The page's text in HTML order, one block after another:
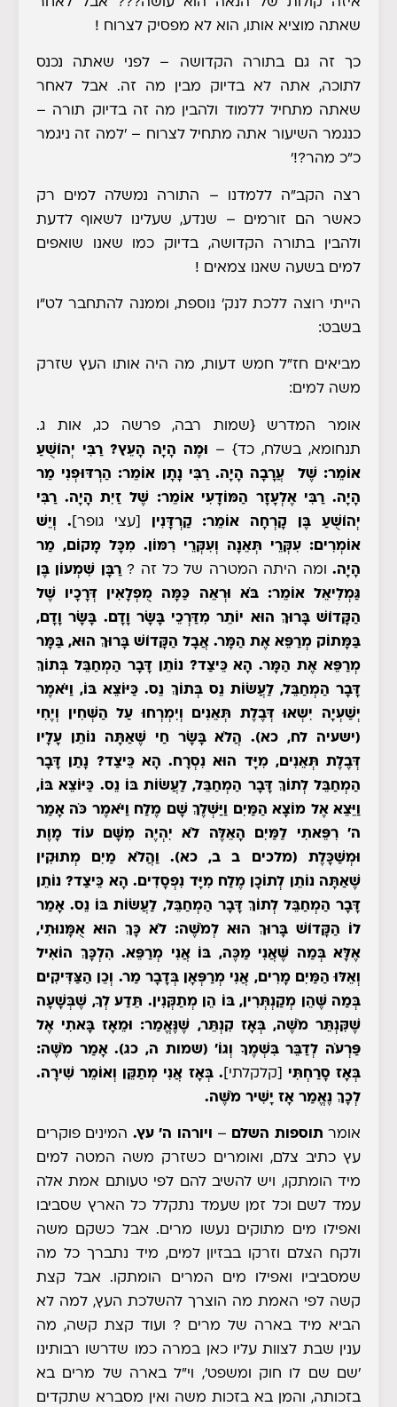
שאתה מוציא אותו, הוא לא מפסיק לצרוח !
כך זה גם בתורה הקדושה – לפני שאתה נכנס
לתוכה, אתה לא בדיוק מבין מה זה. אבל לאחר
שאתה מתחיל ללמוד ולהבין מה זה בדיוק תורה –
כנגמר השיעור אתה מתחיל לצרוח – 'למה זה ניגמר
כ"כ מהר?!'
רצה הקב"ה ללמדנו – התורה נמשלה למים רק
כאשר הם זורמים – שנדע, שעלינו לשאוף לדעת
ולהבין בתורה הקדושה, בדיוק כמו שאנו שואפים
למים בשעה שאנו צמאים !
הייתי רוצה ללכת לנק' נוספת, וממנה להתחבר לט"ו
בשבט:
מביאים חז"ל חמש דעות, מה היה אותו העץ שזרק
משה למים:
אומר המדרש{שמות רבה, פרשה כג, אות ג.
תנחומא, בשלח, כד} –
וּמֶה הָיָה הָעֵץ? רַבִּי יְהוֹשֻׁעַ
אוֹמֵר: שֶׁל עֲרָבָה הָיָה. רַבִּי נָתָן אוֹמֵר: הַרְדּוּפְנִי מַר
הָיָה. רַבִּי אֶלְעָזָר הַמּוֹדָעִי אוֹמֵר: שֶׁל זַיִת הָיָה. רַבִּי
יְהוֹשֻׁעַ בֶּן קָרְחָה אוֹמֵר: קַרְדָּנִין
[עצי גופר] . וְיֵשׁ
אוֹמְרִים: עִקְּרֵי תְּאֵנָה וְעִקְּרֵי רִמּוֹן. מִכָּל מָקוֹם, מַר
הָיָה.
ומה היתה המטרה של כל זה ? רַבָּן שִׁמְעוֹן בֶּן
גַּמְלִיאֵל אוֹמֵר: בֹּא וּרְאֵה כַּמָּה מֻפְלָאִין דְּרָכָיו שֶׁל
הַקָּדוֹשׁ בָּרוּךְ הוּא יוֹתֵר מִדַּרְכֵי בָּשָׂר וָדָם. בָּשָׂר וָדָם,
בַּמָּתוֹק מְרַפֵּא אֶת הַמָּר. אֲבָל הַקָּדוֹשׁ בָּרוּךְ הוּא, בַּמָּר
מְרַפֵּא אֶת הַמָּר. הָא כֵּיצַד? נוֹתֵן דָּבָר הַמְחַבֵּל בְּתוֹךְ
דָּבָר הַמְחַבֵּל, לַעֲשׂוֹת נֵס בְּתוֹךְ נֵס. כַּיּוֹצֵא בּוֹ, וַיֹּאמֶר
יְשַׁעְיָה יִשְאוּ דְּבֶלֶת תְּאֵנִים וְיִמְרְחוּ עַל הַשְּׁחִין וְיֶחִי
(ישעיה לח, כא). הֲלֹא בָּשָׂר חַי שֶׁאַתָּה נוֹתֵן עָלָיו
דְּבֶלֶת תְּאֵנִים, מִיָּד הוּא נִסְרָח. הָא כֵּיצַד? נָתַן דָּבָר
הַמְחַבֵּל לְתוֹךְ דָּבָר הַמְחַבֵּל, לַעֲשׂוֹת בּוֹ נֵס. כַּיּוֹצֵא בּוֹ,
וַיֵּצֵא אֶל מוֹצָא הַמַּיִם וַיַּשְׁלֶךְ שָׁם מֶלַח וַיֹּאמֶר כֹּה אָמַר
ה' רִפֵּאתִי לַמַּיִם הָאֵלֶּה לֹא יִהְיֶה מִשָּׁם עוֹד מָוֶת
וּמְשַׁכָּלֶת (מלכים ב ב, כא). וַהֲלֹא מַיִם מְתוּקִין
שֶׁאַתָּה נוֹתֵן לְתוֹכָן מֶלַח מִיָּד נִפְסָדִים. הָא כֵּיצַד? נוֹתֵן
דָּבָר הַמְחַבֵּל לְתוֹךְ דָּבָר הַמְחַבֵּל, לַעֲשׂוֹת בּוֹ נֵס. אָמַר
לוֹ הַקָּדוֹשׁ בָּרוּךְ הוּא לְמֹשֶׁה: לֹא כָּךְ הוּא אֻמָּנוּתִי,
אֶלָּא בְּמַה שֶּׁאֲנִי מַכֶּה, בּוֹ אֲנִי מְרַפֵּא. הִלְכָּךְ הוֹאִיל
וְאֵלּוּ הַמַּיִם מָרִים, אֲנִי מְרַפְּאָן בְּדָבָר מַר. וְכֵן הַצַּדִּיקִים
בְּמַה שֶּׁהֵן מְקַנְתְּרִין, בּוֹ הֵן מְתַקְּנִין. תֵּדַע לְךָ, שֶׁבְּשָׁעָה
שֶׁקִּנְתֵּר מֹשֶׁה, בְּאָז קִנְתֵּר, שֶׁנֶּאֱמַר: וּמֵאָז בָּאתִי אֶל
פַּרְעֹה לְדַבֵּר בִּשְׁמֶךָ וְגוֹ' (שמות ה, כג). אָמַר מֹשֶׁה:
בְּאָז סָרַחְתִּי [קלקלתי] . בְּאָז אֲנִי מְתַקֵּן וְאוֹמֵר שִׁירָה.
לְכָךְ נֶאֱמַר אָז יָשִׁיר מֹשֶׁה.
אומר תוספות השלם – ויורהו ה' עץ. המינים פוקרים
עץ כתיב צלם, ואומרים כשזרק משה המטה למים
מיד הומתקו, ויש להשיב להם לפי טעותם אמת אלה
עמד לשם
וכל זמן שעמד נתקלל כל הארץ שסביבו
ואפילו מים מתוקים נעשו מרים. אבל כשקם משה
ולקח הצלם וזרקו בבזיון למים, מיד נתברך כל מה
שמסביביו ואפילו מים המרים הומתקו. אבל קצת
קשה לפי האמת מה הוצרך להשלכת העץ, למה לא
הביא מיד בארה של מרים ? ועוד קצת קשה, מה
ענין שבת לצוות עליו כאן במרה כמו שדרשו רבותינו
'שם שם לו חוק ומשפט', וי"ל בארה של מרים בא
בזכותה, והמן בא בזכות משה ואין מסברא שתקדים